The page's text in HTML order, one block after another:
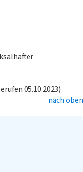
05.10.2023)
nach oben